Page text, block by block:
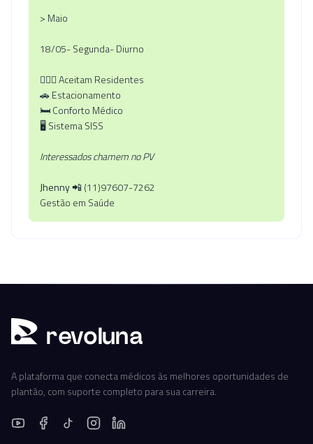
> Maio
18/05- Segunda- Diurno
🧑🏻‍⚕️ Aceitam Residentes
🚗 Estacionamento
🛏️ Conforto Médico
🖥️ Sistema SISS
Interessados chamem no PV
Jhenny📲 (11)97607-7262
Gestão em Saúde
revoluna
A plataforma que conecta médicos às melhores oportunidades de
plantão, com suporte completo para sua carreira.